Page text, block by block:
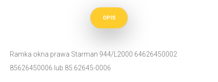
OPIS
Ramka okna prawa Starman 944/L2000 64626450002
85626450006 lub 85.62645-0006